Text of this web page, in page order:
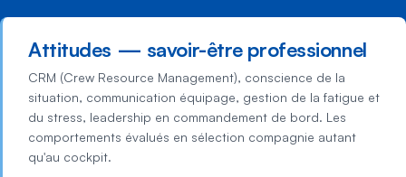
Attitudes — savoir-être professionnel
CRM (Crew Resource Management), conscience de la
situation, communication équipage, gestion de la fatigue et
du stress, leadership en commandement de bord. Les
comportements évalués en sélection compagnie autant
qu'au cockpit.